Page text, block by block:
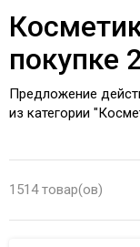
покупке
Предложение
из категории
1514 товар(ов)